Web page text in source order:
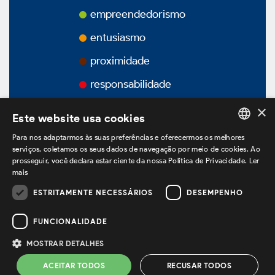
Prêmios
Vídeos
Podcasts
Governança Corporativa
Estatuto Social
empreendedorismo
entusiasmo
proximidade
responsabilidade
estamos no LinkedIn
Política de Privacidade Termos de Uso
PORTUGUESE
×
Este website usa cookies
Para nos adaptarmos às suas preferências e oferecermos os melhores
serviços, coletamos os seus dados de navegação por meio de cookies. Ao
prosseguir, você declara estar ciente da nossa Política de Privacidade. Ler
mais
ESTRITAMENTE NECESSÁRIOS DESEMPENHO
FUNCIONALIDADE
MOSTRAR DETALHES
ACEITAR TODOS RECUSAR TODOS